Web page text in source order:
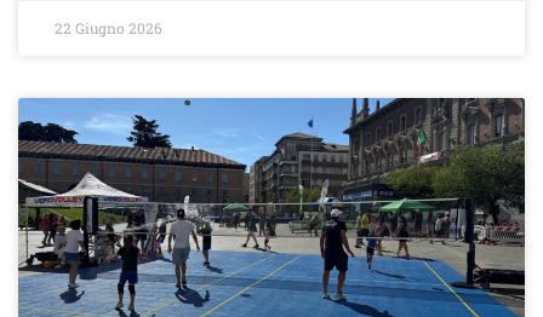
22 Giugno 2026